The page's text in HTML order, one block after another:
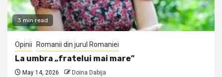
3 min read
Opinii Romanii din jurul Romaniei
La umbra „fratelui mai mare”
May 14, 2026 Doina Dabija